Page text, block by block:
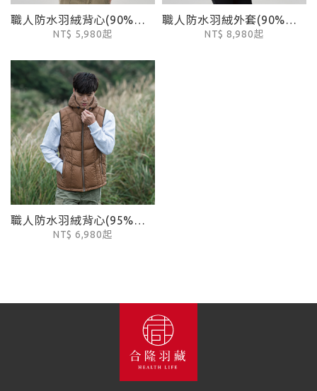
職人防水羽絨背心(90%防水羽絨)
NT$ 5,980起
職人防水羽絨外套(90%防水羽絨)
NT$ 8,980起
職人防水羽絨背心(95%防水鵝絨)
NT$ 6,980起